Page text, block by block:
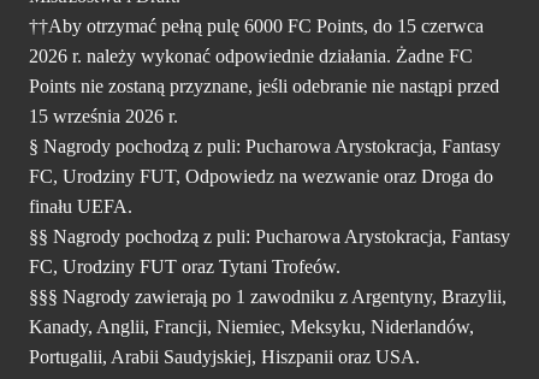
††Aby otrzymać pełną pulę 6000 FC Points, do 15 czerwca
2026 r. należy wykonać odpowiednie działania. Żadne FC
Points nie zostaną przyznane, jeśli odebranie nie nastąpi przed
15 września 2026 r.
§ Nagrody pochodzą z puli: Pucharowa Arystokracja, Fantasy
FC, Urodziny FUT, Odpowiedz na wezwanie oraz Droga do
finału UEFA.
§§ Nagrody pochodzą z puli: Pucharowa Arystokracja, Fantasy
FC, Urodziny FUT oraz Tytani Trofeów.
§§§ Nagrody zawierają po 1 zawodniku z Argentyny, Brazylii,
Kanady, Anglii, Francji, Niemiec, Meksyku, Niderlandów,
Portugalii, Arabii Saudyjskiej, Hiszpanii oraz USA.